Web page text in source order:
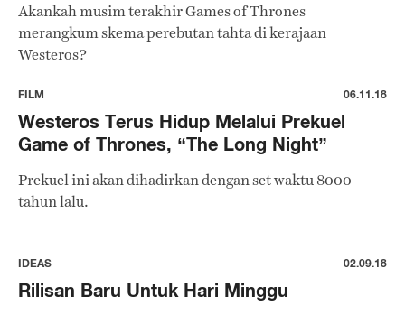
Akankah musim terakhir Games of Thrones
merangkum skema perebutan tahta di kerajaan
Westeros?
FILM 06.11.18
Westeros Terus Hidup Melalui Prekuel
Game of Thrones, “The Long Night”
Prekuel ini akan dihadirkan dengan set waktu 8000
tahun lalu.
IDEAS 02.09.18
Rilisan Baru Untuk Hari Minggu